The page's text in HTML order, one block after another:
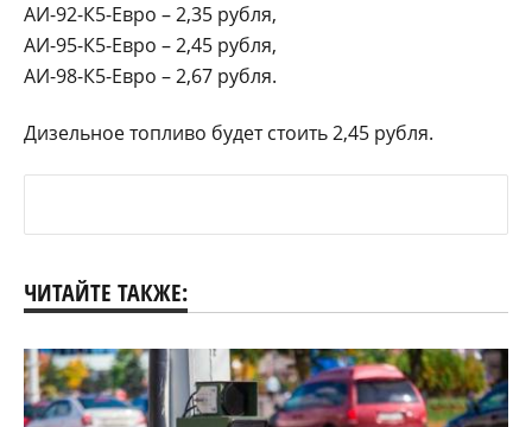
АИ-92-К5-Евро – 2,35 рубля,
АИ-95-К5-Евро – 2,45 рубля,
АИ-98-К5-Евро – 2,67 рубля.
Дизельное топливо будет стоить 2,45 рубля.
ЧИТАЙТЕ ТАКЖЕ: